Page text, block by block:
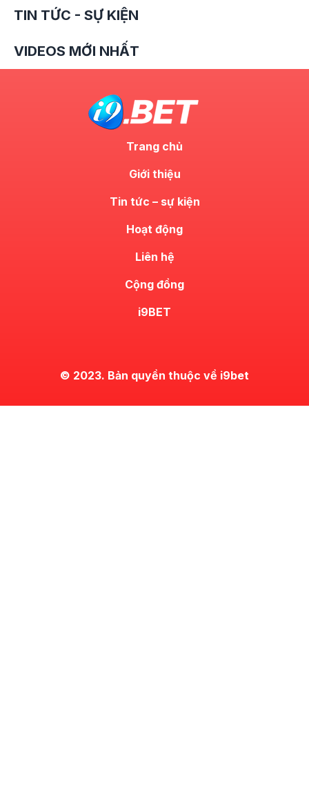
TIN TỨC - SỰ KIỆN
VIDEOS MỚI NHẤT
Trang chủ
Giới thiệu
Tin tức – sự kiện
Hoạt động
Liên hệ
Cộng đồng
i9BET
© 2023. Bản quyền thuộc về i9bet